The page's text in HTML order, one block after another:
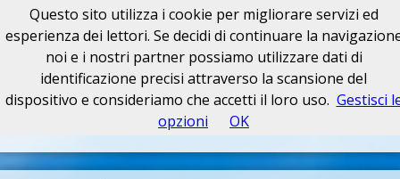
Questo sito utilizza i cookie per migliorare servizi ed
esperienza dei lettori. Se decidi di continuare la
noi e i nostri partner possiamo utilizzare dati di
identificazione precisi attraverso la scansione del
dispositivo e consideriamo che accetti il loro uso. Gestisci
opzioni
OK